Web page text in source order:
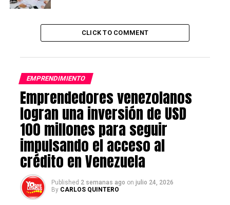
VÍDEO DE INTERVENCIÓN DEL PRESIDENTE DE ARGENTINA,
JAVIER MILEI/ LIBERTAD DIGITAL
Recordó que la «ONU nació del horror de la guerra más
cruenta de la historia global con el objetivo principal de
que nunca volviera a ocurrir y para ello la ONU grabó en
piedra sus principios fundamentales en la declaración
CLICK TO COMMENT
EMPRENDIMIENTO
Emprendedores venezolanos
logran una inversión de USD
100 millones para seguir
impulsando el acceso al
crédito en Venezuela
Published 2 semanas ago on julio 24, 2026
By CARLOS QUINTERO